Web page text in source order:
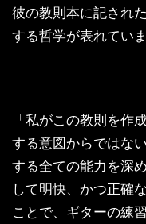
彼の教則本に記され
する哲学が表れていま
「私がこの教則を作
する意図からではな
する全ての能力を深
して明快、かつ正確
ことで、ギターの練